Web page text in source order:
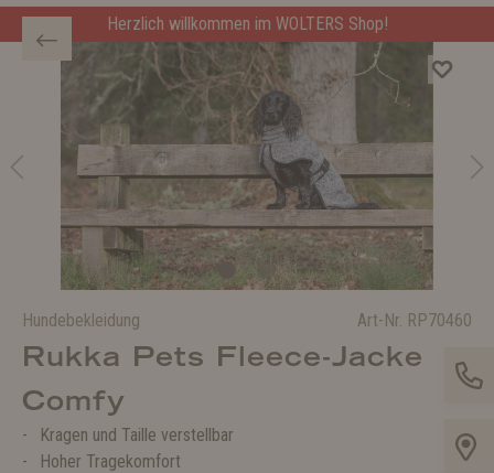
Herzlich willkommen im WOLTERS Shop!
Hundebekleidung Art-Nr. RP70460
Rukka Pets Fleece-Jacke
Comfy
Kragen und Taille verstellbar
Hoher Tragekomfort